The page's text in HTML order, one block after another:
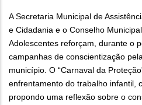
A Secretaria Municipal de
e Cidadania e o Conselho
Adolescentes reforçam, durante o
campanhas de conscientização
município. O “Carnaval da
enfrentamento do trabalho infantil,
propondo uma reflexão sobre o